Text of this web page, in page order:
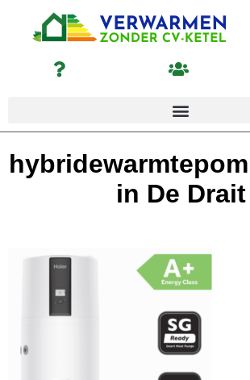
in De Drait